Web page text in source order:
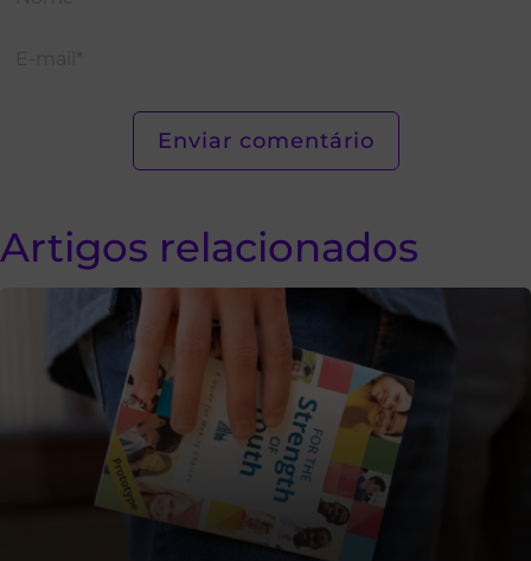
Artigos relacionados